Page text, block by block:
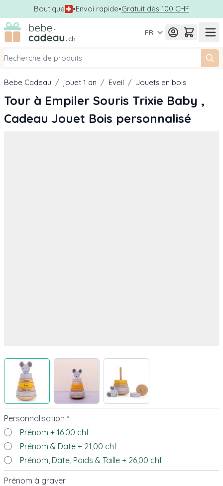
Boutique •Envoi rapide•Gratuit dès 100 CHF
Allez au contenu
FR
Bebe Cadeau / jouet 1 an / Eveil / Jouets en bois
Tour à Empiler Souris Trixie Baby ,
Cadeau Jouet Bois personnalisé
View larger image
Personnalisation *
Prénom + 16,00 chf
Prénom & Date + 21,00 chf
Prénom, Date, Poids & Taille + 26,00 chf
Prénom à graver